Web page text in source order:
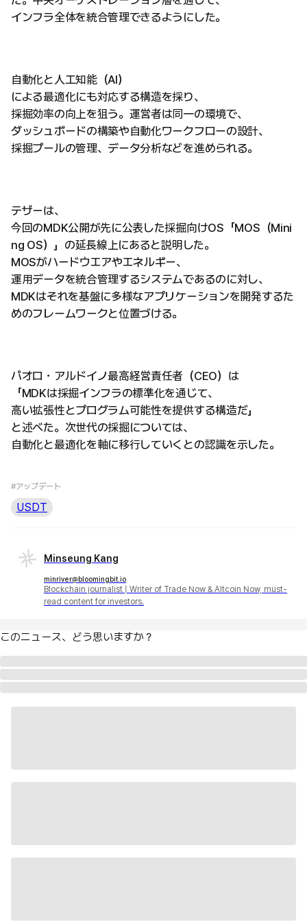
インフラ全体を統合管理できるようにした。
自動化と人工知能（AI）
による最適化にも対応する構造を採り、
採掘効率の向上を狙う。運営者は同一の環境で、
ダッシュボードの構築や自動化ワークフローの設計、
採掘プールの管理、データ分析などを進められる。
テザーは、
今回のMDK公開が先に公表した採掘向けOS「MOS（Mini
ng OS）」の延長線上にあると説明した。
MOSがハードウエアやエネルギー、
運用データを統合管理するシステムであるのに対し、
MDKはそれを基盤に多様なアプリケーションを開発するた
めのフレームワークと位置づける。
パオロ・アルドイノ最高経営責任者（CEO）は
「MDKは採掘インフラの標準化を通じて、
高い拡張性とプログラム可能性を提供する構造だ」
と述べた。次世代の採掘については、
自動化と最適化を軸に移行していくとの認識を示した。
#アップデート
USDT
Minseung Kang
minriver@bloomingbit.io
Blockchain journalist | Writer of Trade Now & Altcoin Now, must-
read content for investors.
このニュース、どう思いますか？